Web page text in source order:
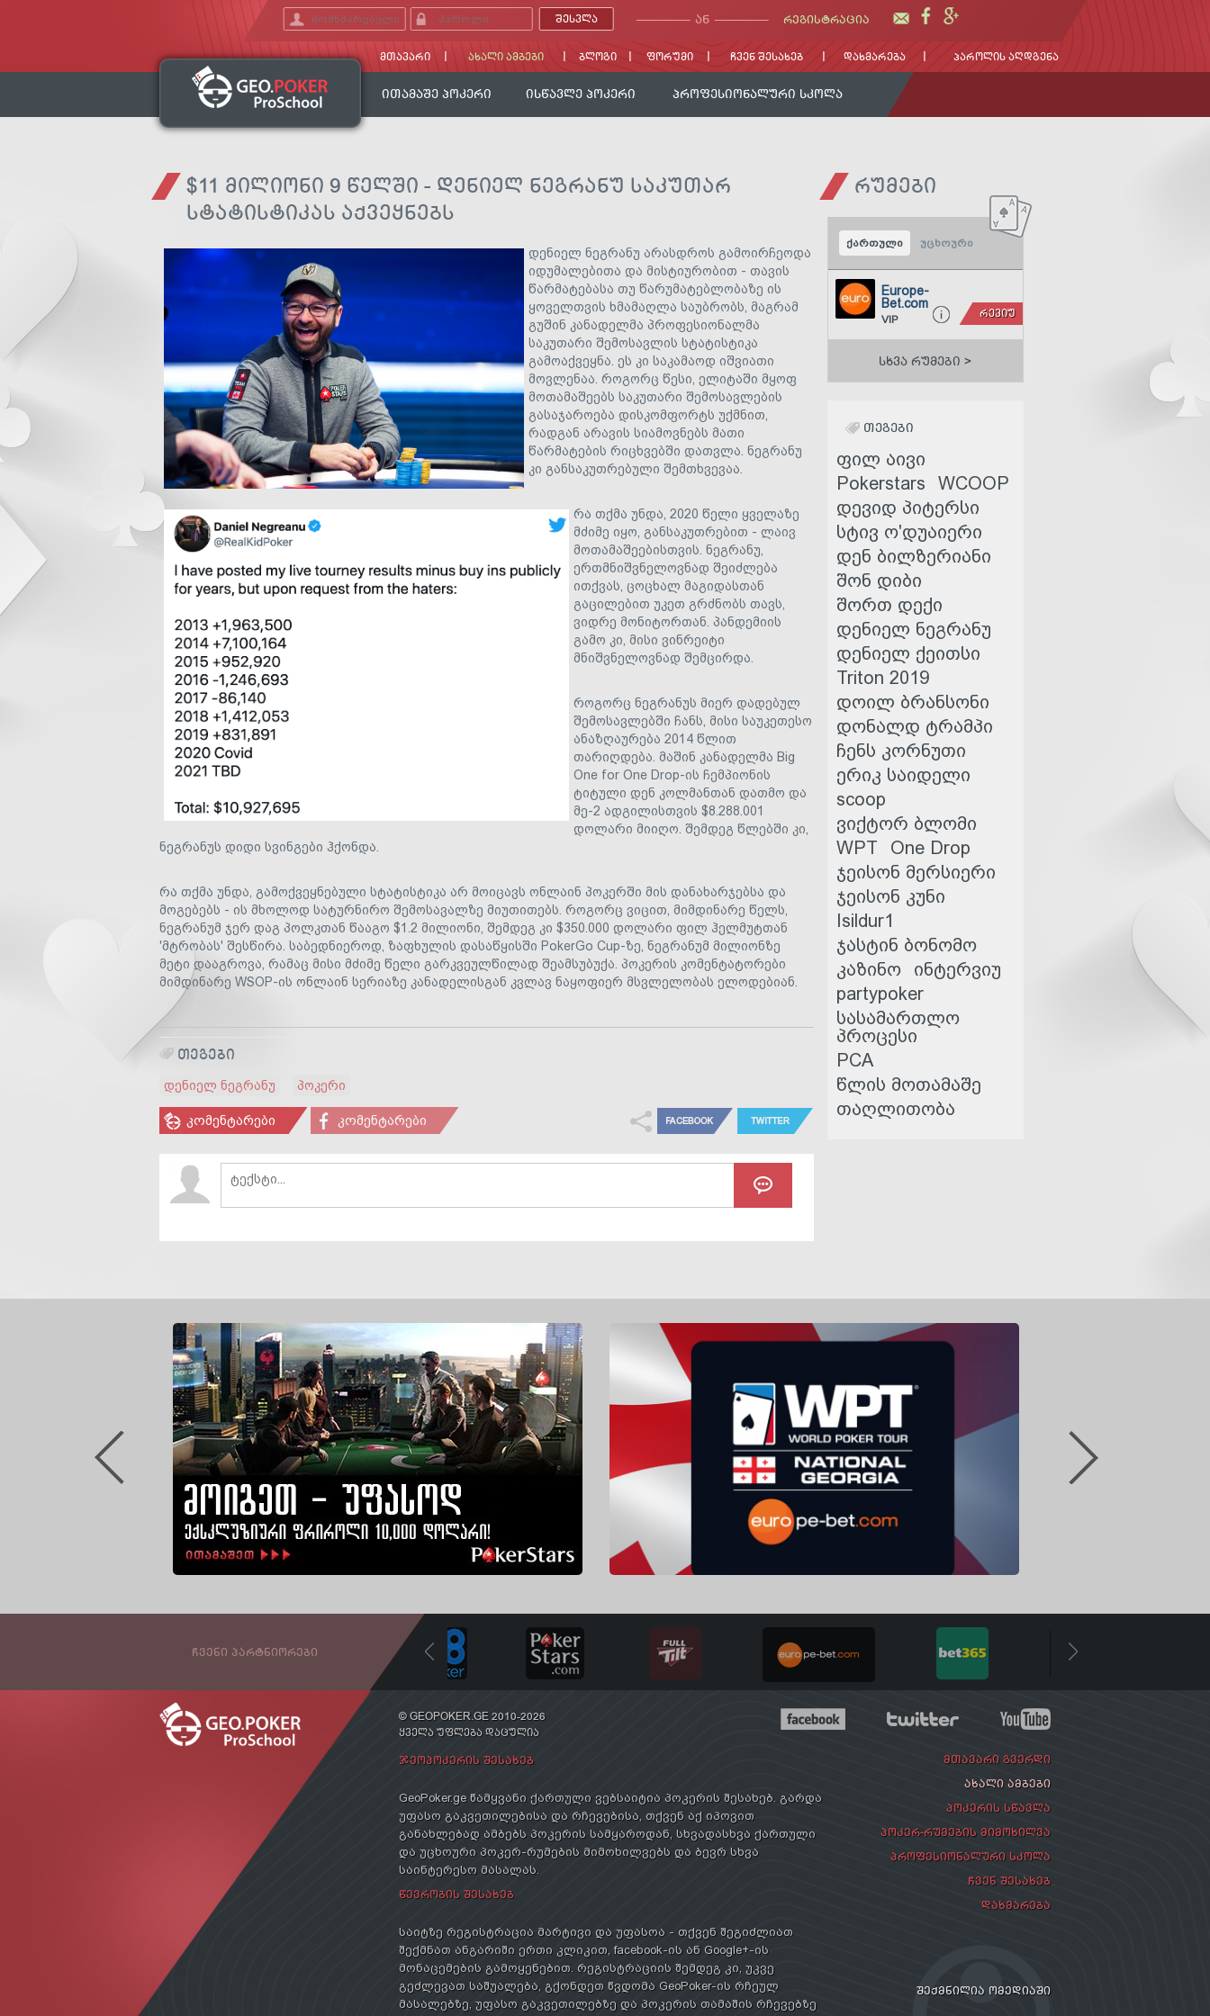
ᲐᲜ ᲠᲔᲒᲘᲡᲢᲠᲐᲪᲘᲐ
ᲛᲗᲐᲕᲐᲠᲘ ᲐᲮᲐᲚᲘ ᲐᲛᲑᲔᲑᲘ ᲑᲚᲝᲒᲘ ᲤᲝᲠᲣᲛᲘ ᲩᲕᲔᲜ ᲨᲔᲡᲐᲮᲔᲑ ᲓᲐᲮᲛᲐᲠᲔᲑᲐ ᲞᲐᲠᲝᲚᲘᲡ ᲐᲦᲓᲒᲔᲜᲐ
ᲘᲗᲐᲛᲐᲨᲔ ᲞᲝᲙᲔᲠᲘ ᲘᲡᲬᲐᲕᲚᲔ ᲞᲝᲙᲔᲠᲘ ᲞᲠᲝᲤᲔᲡᲘᲝᲜᲐᲚᲣᲠᲘ ᲡᲙᲝᲚᲐ
$11 ᲛᲘᲚᲘᲝᲜᲘ 9 ᲬᲔᲚᲨᲘ - ᲓᲔᲜᲘᲔᲚ ᲜᲔᲒᲠᲐᲜᲣ ᲡᲐᲙᲣᲗᲐᲠ
ᲡᲢᲐᲢᲘᲡᲢᲘᲙᲐᲡ ᲐᲥᲕᲔᲧᲜᲔᲑᲡ
დენიელ ნეგრანუ არასდროს გამოირჩეოდა
იდუმალებითა და მისტიურობით - თავის
წარმატებასა თუ წარუმატებლობაზე ის
ყოველთვის ხმამაღლა საუბრობს, მაგრამ
გუშინ კანადელმა პროფესიონალმა
საკუთარი შემოსავლის სტატისტიკა
გამოაქვეყნა. ეს კი საკამაოდ იშვიათი
მოვლენაა. როგორც წესი, ელიტაში მყოფ
მოთამაშეებს საკუთარი შემოსავლების
გასაჯაროება დისკომფორტს უქმნით,
რადგან არავის სიამოვნებს მათი
წარმატების რიცხვებში დათვლა. ნეგრანუ
კი განსაკუთრებული შემთხვევაა.
რა თქმა უნდა, 2020 წელი ყველაზე
მძიმე იყო, განსაკუთრებით - ლაივ
მოთამაშეებისთვის. ნეგრანუ,
ერთმნიშვნელოვნად შეიძლება
ითქვას, ცოცხალ მაგიდასთან
გაცილებით უკეთ გრძნობს თავს,
ვიდრე მონიტორთან. პანდემიის
გამო კი, მისი ვინრეიტი
მნიშვნელოვნად შემცირდა.
როგორც ნეგრანუს მიერ დადებულ
შემოსავლებში ჩანს, მისი საუკეთესო
ანაზღაურება 2014 წლით
თარიღდება. მაშინ კანადელმა Big
One for One Drop-ის ჩემპიონის
ტიტული დენ კოლმანთან დათმო და
მე-2 ადგილისთვის $8.288.001
დოლარი მიიღო. შემდეგ წლებში კი,
ნეგრანუს დიდი სვინგები ჰქონდა.
რა თქმა უნდა, გამოქვეყნებული სტატისტიკა არ მოიცავს ონლაინ პოკერში მის დანახარჯებსა და
მოგებებს - ის მხოლოდ სატურნირო შემოსავალზე მიუთითებს. როგორც ვიცით, მიმდინარე წელს,
ნეგრანუმ ჯერ დაგ პოლკთან წააგო $1.2 მილიონი, შემდეგ კი $350.000 დოლარი ფილ ჰელმუტთან
'მტრობას' შესწირა. საბედნიეროდ, ზაფხულის დასაწყისში PokerGo Cup-ზე, ნეგრანუმ მილიონზე
მეტი დააგროვა, რამაც მისი მძიმე წელი გარკვეულწილად შეამსუბუქა. პოკერის კომენტატორები
მიმდინარე WSOP-ის ონლაინ სერიაზე კანადელისგან კვლავ ნაყოფიერ მსვლელობას ელოდებიან.
ᲗᲔᲒᲔᲑᲘ
დენიელ ნეგრანუ პოკერი
კომენტარები კომენტარები
ᲠᲣᲛᲔᲑᲘ
ქართული უცხოური
Europe-
Bet.com
VIP ᲠᲔᲕᲘᲣ
ᲡᲮᲕᲐ ᲠᲣᲛᲔᲑᲘ >
ᲗᲔᲒᲔᲑᲘ
ფილ აივი
Pokerstars
WCOOP
დევიდ პიტერსი
სტივ ო'დუაიერი
დენ ბილზერიანი
შონ დიბი
შორთ დექი
დენიელ ნეგრანუ
დენიელ ქეითსი
Triton 2019
დოილ ბრანსონი
დონალდ ტრამპი
ჩენს კორნუთი
ერიკ საიდელი
scoop
ვიქტორ ბლომი
WPT
One Drop
ჯეისონ მერსიერი
ჯეისონ კუნი
Isildur1
ჯასტინ ბონომო
კაზინო
ინტერვიუ
partypoker
სასამართლო
პროცესი
PCA
წლის მოთამაშე
თაღლითობა
ᲩᲕᲔᲜᲘ ᲞᲐᲠᲢᲜᲘᲝᲠᲔᲑᲘ
© GEOPOKER.GE 2010-2026
ᲧᲕᲔᲚᲐ ᲣᲤᲚᲔᲑᲐ ᲓᲐᲪᲣᲚᲘᲐ
ᲯᲔᲝᲞᲝᲙᲔᲠᲘᲡ ᲨᲔᲡᲐᲮᲔᲑ
GeoPoker.ge წამყვანი ქართული ვებსაიტია პოკერის შესახებ. გარდა
უფასო გაკვეთილებისა და რჩევებისა, თქვენ აქ იპოვით
განახლებად ამბებს პოკერის სამყაროდან, სხვადასხვა ქართული
და უცხოური პოკერ-რუმების მიმოხილვებს და ბევრ სხვა
საინტერესო მასალას.
ᲬᲔᲕᲠᲝᲑᲘᲡ ᲨᲔᲡᲐᲮᲔᲑ
საიტზე რეგისტრაცია მარტივი და უფასოა - თქვენ შეგიძლიათ
შექმნათ ანგარიში ერთი კლიკით, facebook-ის ან Google+-ის
მონაცემების გამოყენებით. რეგისტრაციის შემდეგ კი, უკვე
გეძლევათ საშუალება, გქონდეთ წვდომა GeoPoker-ის რჩეულ
მასალებზე, უფასო გაკვეთილებზე და პოკერის თამაშის რჩევებზე
ᲛᲗᲐᲕᲐᲠᲘ ᲒᲕᲔᲠᲓᲘ
ᲐᲮᲐᲚᲘ ᲐᲛᲑᲔᲑᲘ
ᲞᲝᲙᲔᲠᲘᲡ ᲡᲬᲐᲕᲚᲐ
ᲞᲝᲙᲔᲠ-ᲠᲣᲛᲔᲑᲘᲡ ᲛᲘᲛᲝᲮᲘᲚᲕᲐ
ᲞᲠᲝᲤᲔᲡᲘᲝᲜᲐᲚᲣᲠᲘ ᲡᲙᲝᲚᲐ
ᲩᲕᲔᲜ ᲨᲔᲡᲐᲮᲔᲑ
ᲓᲐᲮᲛᲐᲠᲔᲑᲐ
ᲨᲔᲥᲛᲜᲘᲚᲘᲐ ᲝᲛᲔᲓᲘᲐᲨᲘ